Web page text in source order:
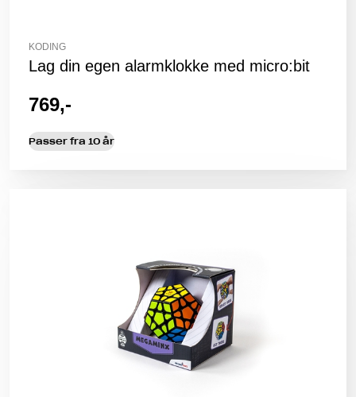
KODING
Lag din egen alarmklokke med micro:bit
769,-
Passer fra 10 år